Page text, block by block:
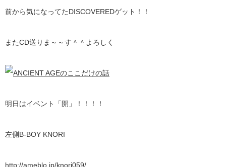
前から気になってたDISCOVEREDゲット！！
またCD送りま～～す＾＾よろしく
明日はイベント「開」！！！！
左側B-BOY KNORI
http://ameblo.jp/knori059/